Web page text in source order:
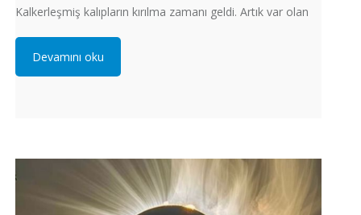
Kalkerleşmiş kalıpların kırılma zamanı geldi. Artık var olan
Devamını oku